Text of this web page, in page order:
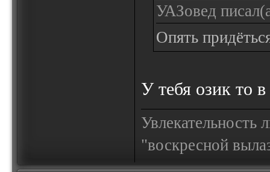
УАЗовед
Опять
У тебя озик то в
Увлекательность
"воскресной